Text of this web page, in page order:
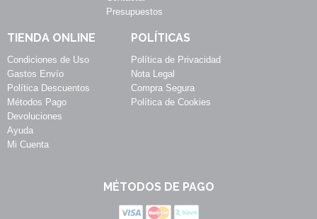
Presupuestos
TIENDA ONLINE
Condiciones de Uso
Gastos Envío
Política Descuentos
Métodos Pago
Devoluciones
Ayuda
Mi Cuenta
POLÍTICAS
Política de Privacidad
Nota Legal
Compra Segura
Política de Cookies
MÉTODOS DE PAGO